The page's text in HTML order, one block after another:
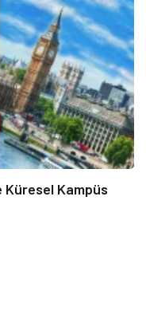
Kampüs